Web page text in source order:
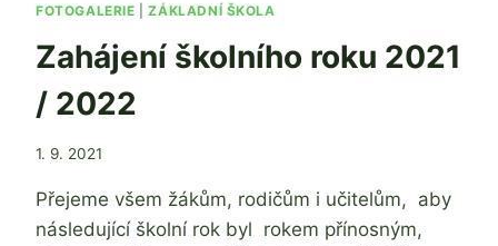
FOTOGALERIE |ZÁKLADNÍ ŠKOLA
Zahájení školního roku 2021
/ 2022
Od
Tomanová
1. 9. 2021
Přejeme všem žákům, rodičům i učitelům, aby
následující školní rok byl rokem přínosným,